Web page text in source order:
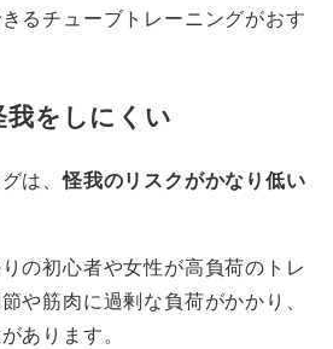
るチューブトレーニングがおす
をしにくい
は、怪我のリスクがかなり低い
の初心者や女性が高負荷のトレ
や筋肉に過剰な負荷がかかり、
あります。